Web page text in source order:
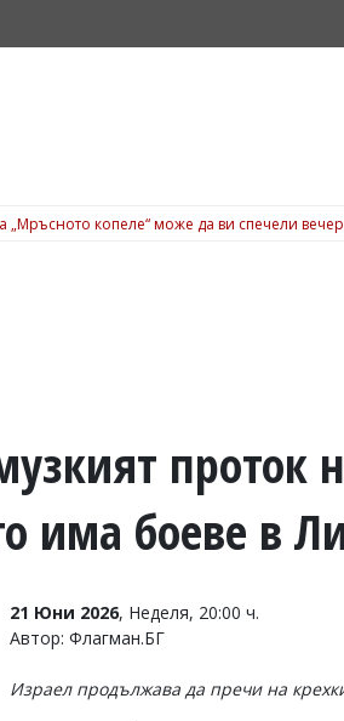
„Мръсното копеле“ може да ви спечели
проток
има боеве в
21 Юни 2026, Неделя, 20:00 ч.
Автор: Флагман.БГ
Израел продължава да пречи на